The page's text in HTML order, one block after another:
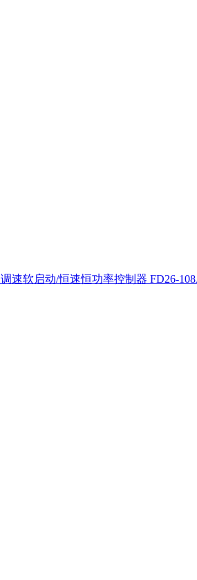
调速软启动/恒速恒功率控制器 FD26-